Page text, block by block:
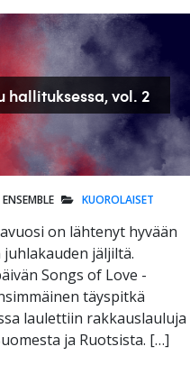
hallituksessa, vol. 2
KUOROLAISET
on lähtenyt hyvään
jäljiltä.
Songs of Love -
täyspitkä
laulettiin rakkauslauluja
ja Ruotsista. […]